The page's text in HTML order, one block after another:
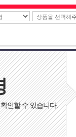
인할 수 있습니다.